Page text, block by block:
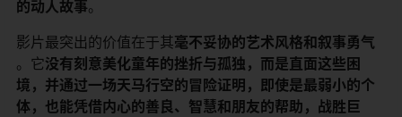
的动人故事​​。
影片最突出的价值在于其​​毫不妥协的艺术风格和叙事勇气​
。它​​没有刻意美化童年的挫折与孤独，而是直面这些困
境，并通过一场天马行空的冒险证明，即使是最弱小的个
体，也能凭借内心的善良、智慧和朋友的帮助，战胜巨